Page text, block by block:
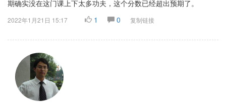
期确实没在这门课上下太多功夫，这个分数已经超出预期了。
2022年1月21日 15:17 1 0 复制链接